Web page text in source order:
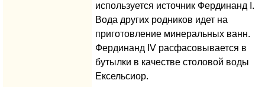
используется источник Фердинанд I.
Вода других родников идет на
приготовление минеральных ванн.
Фердинанд IV расфасовывается в
бутылки в качестве столовой воды
Ексельсиор.